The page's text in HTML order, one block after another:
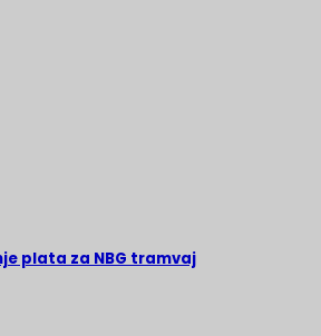
plata za NBG tramvaj